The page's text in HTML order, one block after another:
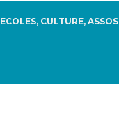
ECOLES, CULTURE, ASSOS